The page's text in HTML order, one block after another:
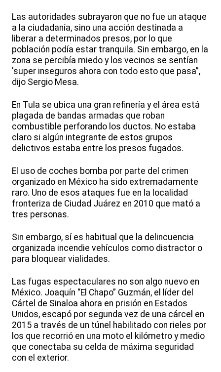
Las autoridades subrayaron que no fue un ataque
a la ciudadanía, sino una acción destinada a
liberar a determinados presos, por lo que
población podía estar tranquila. Sin embargo, en la
zona se percibía miedo y los vecinos se sentían
'super inseguros ahora con todo esto que pasa”,
dijo Sergio Mesa.
En Tula se ubica una gran refinería y el área está
plagada de bandas armadas que roban
combustible perforando los ductos. No estaba
claro si algún integrante de estos grupos
delictivos estaba entre los presos fugados.
El uso de coches bomba por parte del crimen
organizado en México ha sido extremadamente
raro. Uno de esos ataques fue en la localidad
fronteriza de Ciudad Juárez en 2010 que mató a
tres personas.
Sin embargo, sí es habitual que la delincuencia
organizada incendie vehículos como distractor o
para bloquear vialidades.
Las fugas espectaculares no son algo nuevo en
México. Joaquín “El Chapo” Guzmán, el líder del
Cártel de Sinaloa ahora en prisión en Estados
Unidos, escapó por segunda vez de una cárcel en
2015 a través de un túnel habilitado con rieles por
los que recorrió en una moto el kilómetro y medio
que conectaba su celda de máxima seguridad
con el exterior.